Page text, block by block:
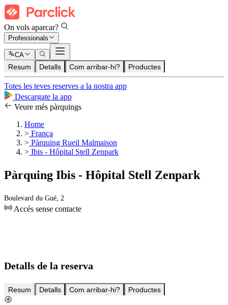
On vols aparcar?
Professionals
CA
Resum Detalls Com arribar-hi? Productes
Totes les teves reserves a la nostra app
Descargate la app
Veure més pàrquings
Home
> França
> Pàrquing Rueil Malmaison
> Ibis - Hôpital Stell Zenpark
Pàrquing Ibis - Hôpital Stell Zenpark
Boulevard du Gué, 2
Accés sense contacte
Detalls de la reserva
Resum Detalls Com arribar-hi? Productes